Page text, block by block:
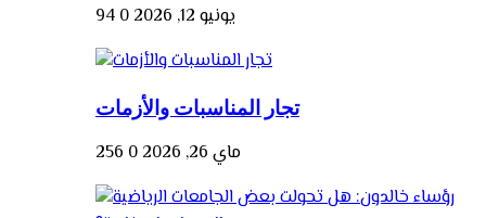
يونيو 12, 2026 0
94
تجار المناسبات والأزمات
ماي 26, 2026 0
256